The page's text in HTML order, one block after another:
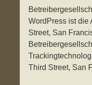
WordPress ist die
Street, San
Third Street, San